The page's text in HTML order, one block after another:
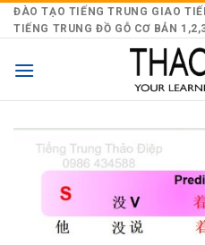
SkipĐÀO TẠO TIẾNG TRUNG GIAO
TIẾNG TRUNG ĐỒ GỖ CƠ BẢN